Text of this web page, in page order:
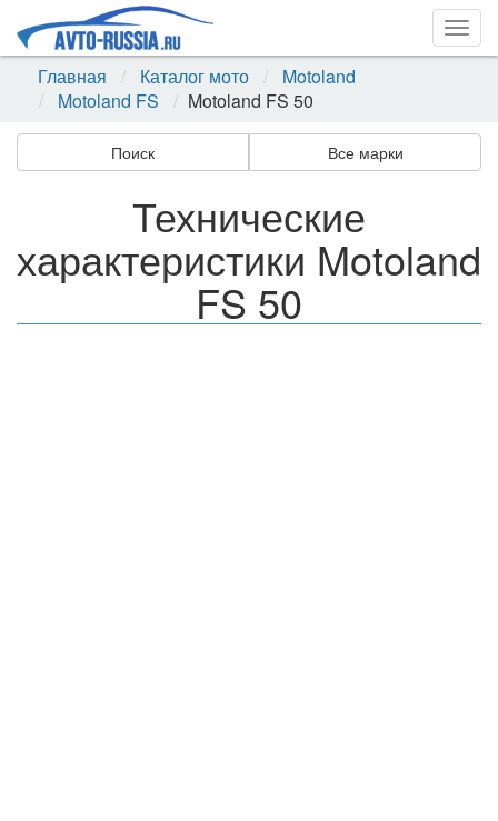
Главная
Каталог мото
Motoland
Motoland FS
Motoland FS 50
Поиск Все марки
Технические
характеристики Motoland
FS 50